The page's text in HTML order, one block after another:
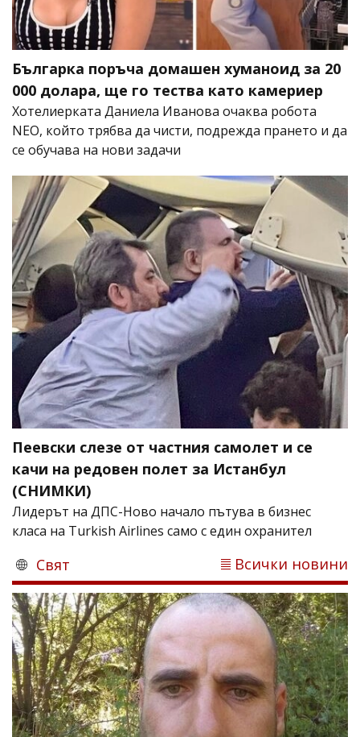
Българка поръча домашен хуманоид за 20
000 долара, ще го тества като камериер
Хотелиерката Даниела Иванова очаква робота
NEO, който трябва да чисти, подрежда прането и да
се обучава на нови задачи
Пеевски слезе от частния самолет и се
качи на редовен полет за Истанбул
(СНИМКИ)
Лидерът на ДПС-Ново начало пътува в бизнес
класа на Turkish Airlines само с един охранител
Свят Всички новини